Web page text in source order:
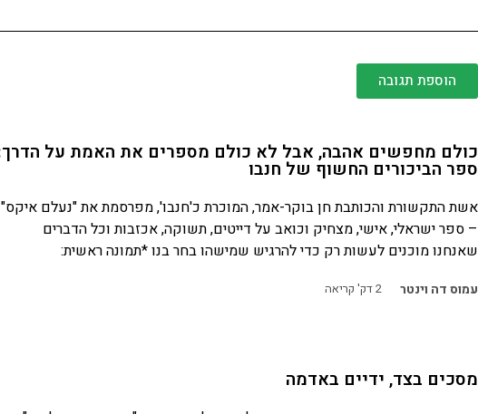
הוספת תגובה
כולם מחפשים אהבה, אבל לא כולם מספרים את האמת על
ספר הביכורים החשוף של חנבו
אשת התקשורת והכותבת חן בוקר-אמר, המוכרת כ'חנבו', מפרסמת את "נעלם איקס"
– ספר ישראלי, אישי, מצחיק וכואב על דייטים, תשוקה, אכזבות וכל הדברים
שאנחנו מוכנים לעשות רק כדי להרגיש שמישהו בחר בנו *תמונה ראשית:
עמוס דה וינטר 2דק' קריאה
מסכים בצד, ידיים באדמה